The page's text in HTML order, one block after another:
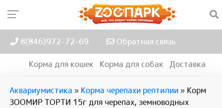
8(846)972-72-69 Обратная связь
Корма для кошек Корма для собак Доставка
Аквариумистика » Корма черепахи рептилии» Корм
ЗООМИР ТОРТИ 15г для черепах, земноводных